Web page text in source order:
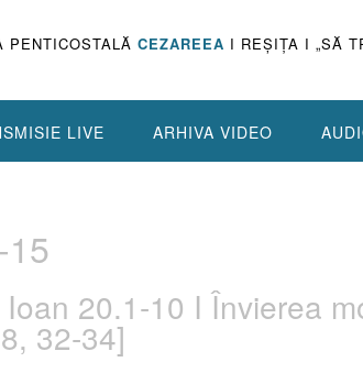
PENTICOSTALĂ CEZAREEA I REŞIŢA I „SĂ
LIVE ARHIVA VIDEO
20.1-10 I Învierea
32-34]